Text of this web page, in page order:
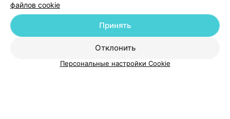
Добавить компанию
файлов cookie
Отклонить
Принять
Персональные настройки Cookie